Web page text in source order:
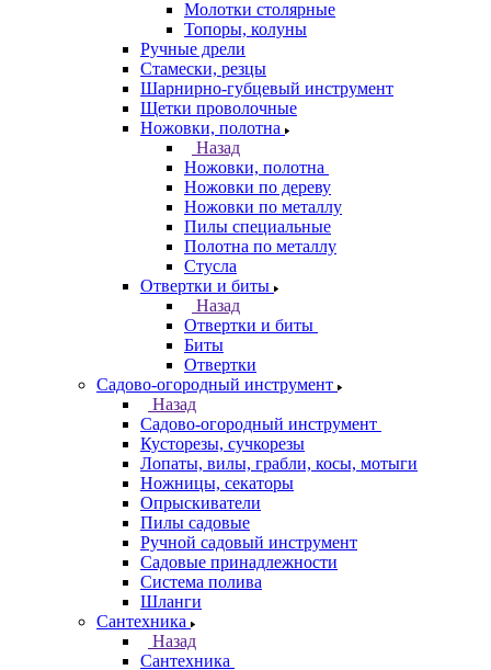
Молотки столярные
Топоры, колуны
Ручные дрели
Стамески, резцы
Шарнирно-губцевый инструмент
Щетки проволочные
Ножовки, полотна
Назад
Ножовки, полотна
Ножовки по дереву
Ножовки по металлу
Пилы специальные
Полотна по металлу
Стусла
Отвертки и биты
Назад
Отвертки и биты
Биты
Отвертки
Садово-огородный инструмент
Назад
Садово-огородный инструмент
Кусторезы, сучкорезы
Лопаты, вилы, грабли, косы, мотыги
Ножницы, секаторы
Опрыскиватели
Пилы садовые
Ручной садовый инструмент
Садовые принадлежности
Система полива
Шланги
Сантехника
Назад
Сантехника